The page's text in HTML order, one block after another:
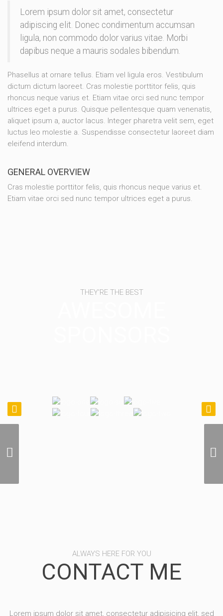
Lorem ipsum dolor sit amet, consectetur
adipiscing elit. Donec condimentum accumsan
ligula, non commodo dolor varius vitae. Morbi
dapibus neque a mauris sodales bibendum.
Phasellus at ornare tellus. Etiam vel ligula eros. Vestibulum
dictum dictum laoreet. Cras molestie porttitor felis, quis
rhoncus neque varius et. Etiam vitae orci sed nunc tempor
ultrices eget a purus. Quisque pellentesque quam venenatis,
aliquet ipsum a, auctor lacus. Integer pharetra velit sem, eget
luctus leo molestie a. Suspendisse consectetur laoreet diam
eleifend interdum.
GENERAL OVERVIEW
Cras molestie porttitor felis, quis rhoncus neque varius et.
Etiam vitae orci sed nunc tempor ultrices eget a purus.
THEY'RE THE BEST
ALWAYS HERE FOR YOU
CONTACT ME
Lorem ipsum dolor sit amet, consectetur adipisicing elit, sed